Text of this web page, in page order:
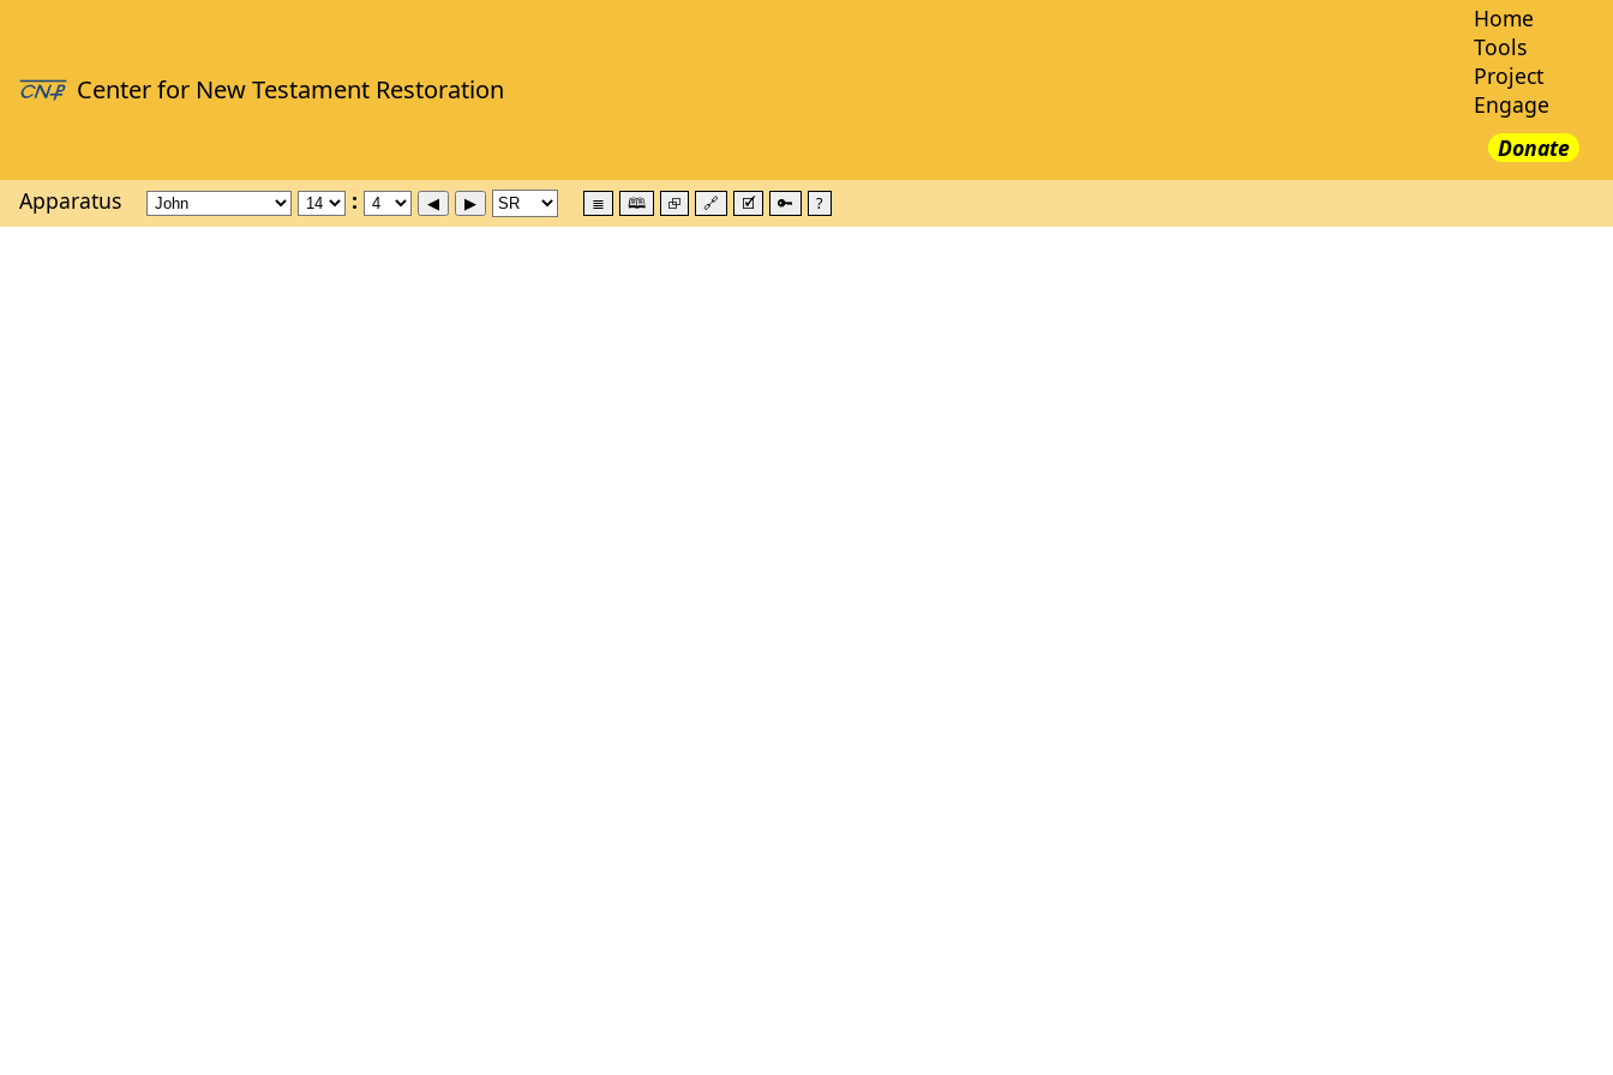
Apparatus ≣ 🕮 ⮺ 🔗 🗹 🔑 ?